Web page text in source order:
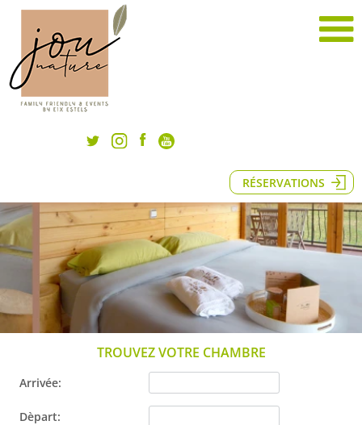
RÉSERVATIONS
TROUVEZ VOTRE CHAMBRE
Arrivée:
Dèpart: